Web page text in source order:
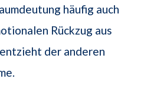
häufig auch
Rückzug aus
der anderen